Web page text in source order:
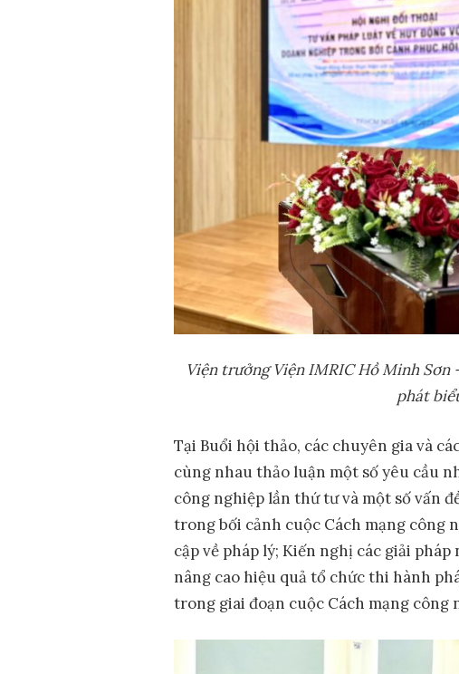
Viện trưởng Viện IMRIC Hồ Minh
phát
Tại Buổi hội thảo, các chuyên gia và
cùng nhau thảo luận một số yêu cầu
công nghiệp lần thứ tư và một số vấn
trong bối cảnh cuộc Cách mạng công
cập về pháp lý; Kiến nghị các giải
nâng cao hiệu quả tổ chức thi hành
trong giai đoạn cuộc Cách mạng công